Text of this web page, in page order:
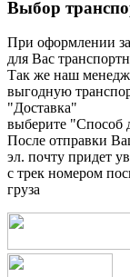
Выбор
При оформлении
для Вас
Так же наш
выгодную
"Доставка"
выберите "Способ
После отправки
эл. почту придет
с трек номером
груза